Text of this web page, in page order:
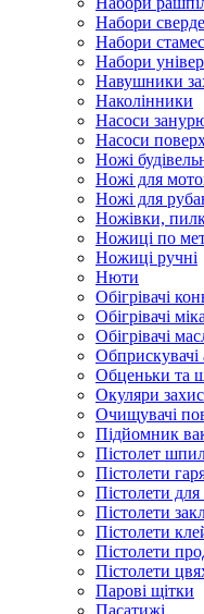
Набори
Набори
Набори
Навушники
Наколінники
Насоси
Насоси
Ножі
Ножі для
Ножі для
Ножівки,
Ножиці по
Ножиці ручні
Нюти
Обігрівачі
Обігрівачі
Обігрівачі
Обприскувачі
Обценьки та
Окуляри
Очищувачі
Підйомник
Пістолет
Пістолети
Пістолети
Пістолети
Пістолети
Пістолети
Пістолети
Парові щітки
Пасатижі